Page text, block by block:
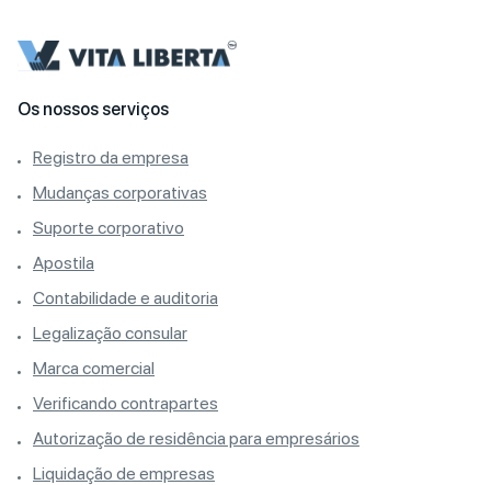
Os nossos serviços
Registro da empresa
Mudanças corporativas
Suporte corporativo
Apostila
Contabilidade e auditoria
Legalização consular
Marca comercial
Verificando contrapartes
Autorização de residência para empresários
Liquidação de empresas